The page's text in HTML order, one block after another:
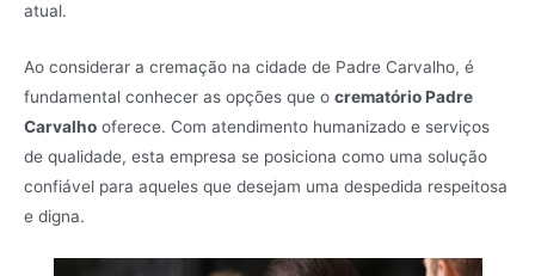
atual.
Ao considerar a cremação na cidade de Padre Carvalho, é
fundamental conhecer as opções que o crematório Padre
Carvalho oferece. Com atendimento humanizado e serviços
de qualidade, esta empresa se posiciona como uma solução
confiável para aqueles que desejam uma despedida respeitosa
e digna.